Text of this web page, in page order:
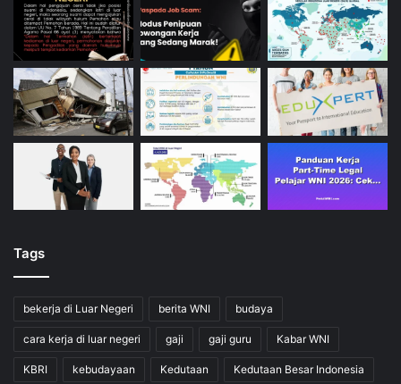
Tags
bekerja di Luar Negeri berita WNI budaya
cara kerja di luar negeri gaji gaji guru Kabar WNI
KBRI kebudayaan Kedutaan Kedutaan Besar Indonesia